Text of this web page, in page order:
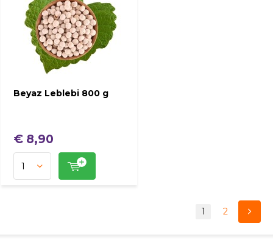
Beyaz Leblebi 800 g
€ 8,90
1 2